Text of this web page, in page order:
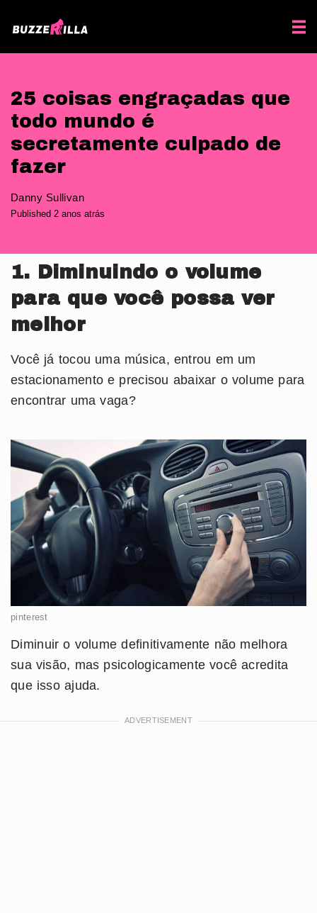
25 coisas engraçadas que
todo mundo é
secretamente culpado de
fazer
Danny Sullivan
Published 2 anos atrás
1. Diminuindo o volume
para que você possa ver
melhor
Você já tocou uma música, entrou em um
estacionamento e precisou abaixar o volume para
encontrar uma vaga?
pinterest
Diminuir o volume definitivamente não melhora
sua visão, mas psicologicamente você acredita
que isso ajuda.